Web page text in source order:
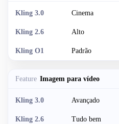
Cinema
Alto
Padrão
Imagem para vídeo
Avançado
Tudo bem